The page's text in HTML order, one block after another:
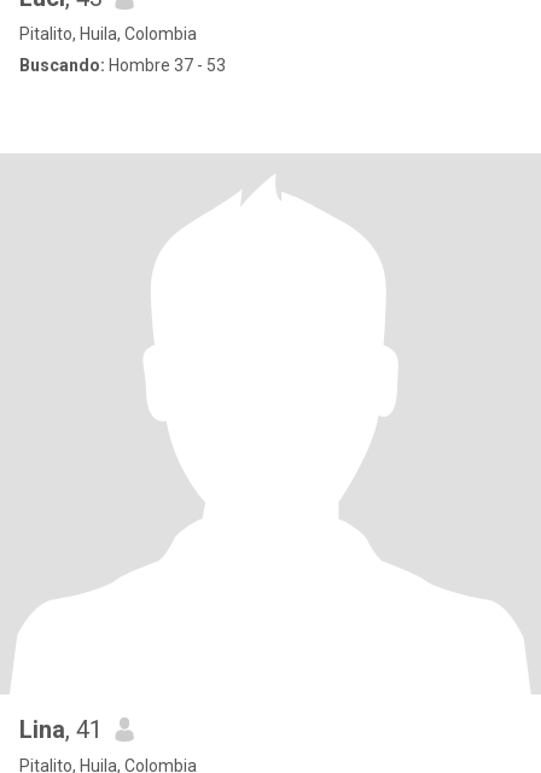
Pitalito, Huila, Colombia
Buscando: Hombre 37 - 53
Lina, 41
Pitalito, Huila, Colombia